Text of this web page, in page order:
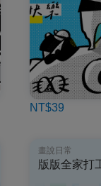
NT$39
畫說日常
版版全家打